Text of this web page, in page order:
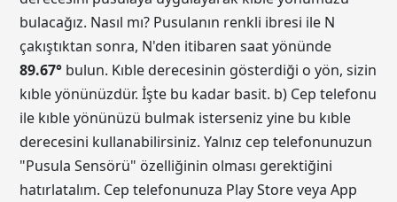
bulacağız. Nasıl mı? Pusulanın renkli ibresi ile N
çakıştıktan sonra, N'den itibaren saat yönünde
89.67° bulun. Kıble derecesinin gösterdiği o yön, sizin
kıble yönünüzdür. İşte bu kadar basit. b) Cep telefonu
ile kıble yönünüzü bulmak isterseniz yine bu kıble
derecesini kullanabilirsiniz. Yalnız cep telefonunuzun
"Pusula Sensörü" özelliğinin olması gerektiğini
hatırlatalım. Cep telefonunuza Play Store veya App